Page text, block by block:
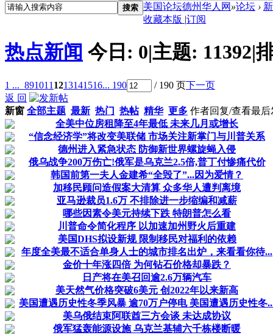
搜索 美国论坛德州华人网 »论坛 ›
收藏本版 |订阅
热点新闻 今日: 0|主题: 11392|
1 ... 891011 1213141516... 190 / 190 页下一页
返 回
新窗 全部主题 最新 热门 热帖 精华 更多 作者回复/查看最后
全美中位房租降至4年最低 未来几月或增长
“信念经济学”将改变美联储 市场关注新掌门与川普关系
德州进入紧急状态 防御新世界螺旋蝇入侵
俄乌战争200万伤亡!俄军是乌克兰2.5倍,普丁付惨痛代价
韩国前第一夫人金建希“全毁了”...因为爱情？
加移民顾问造假案大清算 众多华人遭判离境
亚马逊裁员1.6万 不排除进一步缩编和减薪
哪些因素令美元持续下跌 特朗普怎么看
川普命令简化程序 以加速加州野火后重建
美国DHS拟设新规 限制移民对福利的依赖
年度全美最不适合单身人士的城市排名出炉，来看看你待...
金价十年涨四倍 为何钻石价格却暴跌？
日产将在美召回逾2.6万辆汽车
美天然气价格突破6美元 创2022年以来新高
美国遭遇历史性冬季风暴 逾70万户停电 美国遭遇历史性冬
美乌俄结束阿联酋三方会谈 未达成协议
俄军猛轰能源设施 乌克兰基辅六千栋楼断暖